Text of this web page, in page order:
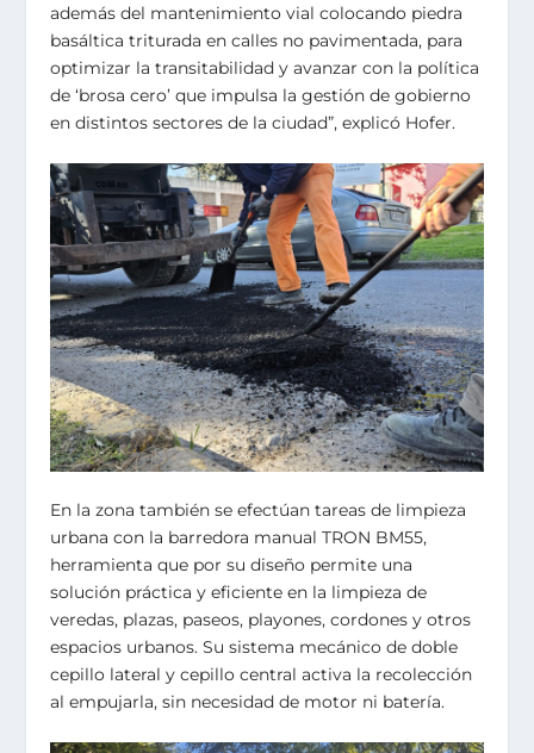
además del mantenimiento vial colocando piedra
basáltica triturada en calles no pavimentada, para
optimizar la transitabilidad y avanzar con la política
de ‘brosa cero’ que impulsa la gestión de gobierno
en distintos sectores de la ciudad”, explicó Hofer.
En la zona también se efectúan tareas de limpieza
urbana con la barredora manual TRON BM55,
herramienta que por su diseño permite una
solución práctica y eficiente en la limpieza de
veredas, plazas, paseos, playones, cordones y otros
espacios urbanos. Su sistema mecánico de doble
cepillo lateral y cepillo central activa la recolección
al empujarla, sin necesidad de motor ni batería.